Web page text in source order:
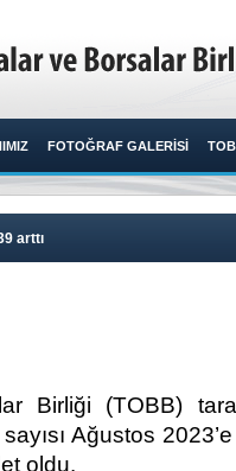
FOTOĞRAF GALERİSİ
arttı
Birliği (TOBB)
Ağustos
oldu.​